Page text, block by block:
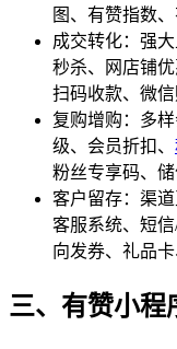
图、有赞指数
成交转化：强
秒杀、网店铺
扫码收款、微
复购增购：多
级、会员折扣、
粉丝专享码、
客户留存：渠
客服系统、短
向发券、礼品
三、有赞小程